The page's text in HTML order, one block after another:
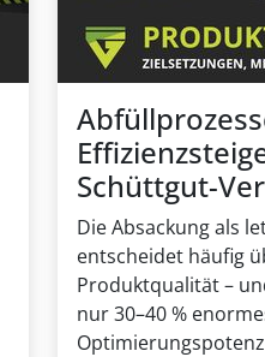
Schüttgut-
Die Absackung als
entscheidet häufig
Produktqualität –
nur 30–40 %